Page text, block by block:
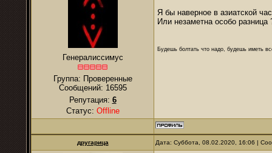
Генералиссимус
Группа: Проверенные
Сообщений: 16595
Репутация: 6
Статус: Offline
Я бы наверное в азиатской
Или незаметна особо разница
Будешь болтать что надо, будешь иметь
другарица Дата: Суббота, 08.02.2020, 16:06 |